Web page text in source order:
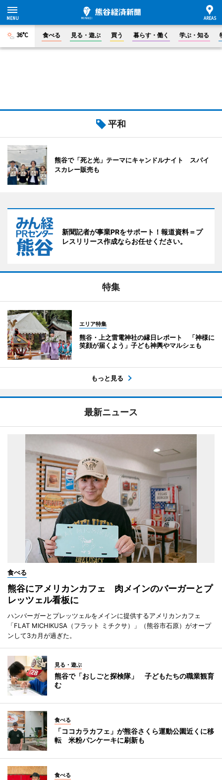
36°C 食べる 見る・遊ぶ 買う 暮らす・働く 学ぶ・知る
平和
熊谷で「死と光」テーマにキャンドルナイト スパイ
スカレー販売も
新聞記者が事業PRをサポート！報道資料＝プ
レスリリース作成ならお任せください。
特集
エリア特集
熊谷・上之雷電神社の縁日レポート 「神様に
笑顔が届くよう」子ども神輿やマルシェも
もっと見る
最新ニュース
食べる
熊谷にアメリカンカフェ 肉メインのバーガーとプ
レッツェル看板に
ハンバーガーとプレッツェルをメインに提供するアメリカンカフェ
「FLAT MICHIKUSA（フラット ミチクサ）」（熊谷市石原）がオープ
ンして3カ月が過ぎた。
見る・遊ぶ
熊谷で「おしごと探検隊」 子どもたちの職業観育
む
食べる
「ココカラカフェ」が熊谷さくら運動公園近くに移
転 米粉パンケーキに刷新も
食べる